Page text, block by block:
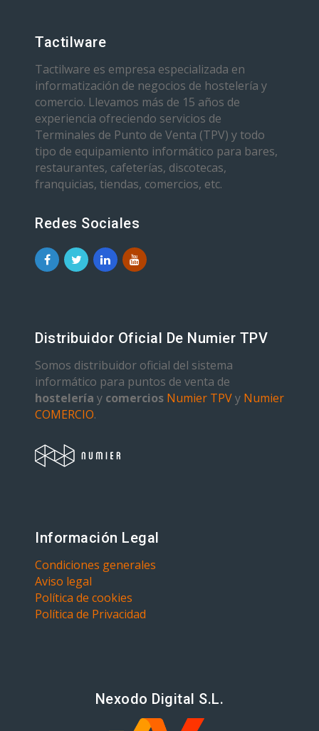
Tactilware
Tactilware es empresa especializada en
informatización de negocios de hostelería y
comercio. Llevamos más de 15 años de
experiencia ofreciendo servicios de
Terminales de Punto de Venta (TPV) y todo
tipo de equipamiento informático para bares,
restaurantes, cafeterías, discotecas,
franquicias, tiendas, comercios, etc.
Redes Sociales
Distribuidor Oficial De Numier TPV
Somos distribuidor oficial del sistema
informático para puntos de venta de
hostelería y comercios Numier TPVy Numier
COMERCIO.
Información Legal
Condiciones generales
Aviso legal
Política de cookies
Política de Privacidad
Nexodo Digital S.L.